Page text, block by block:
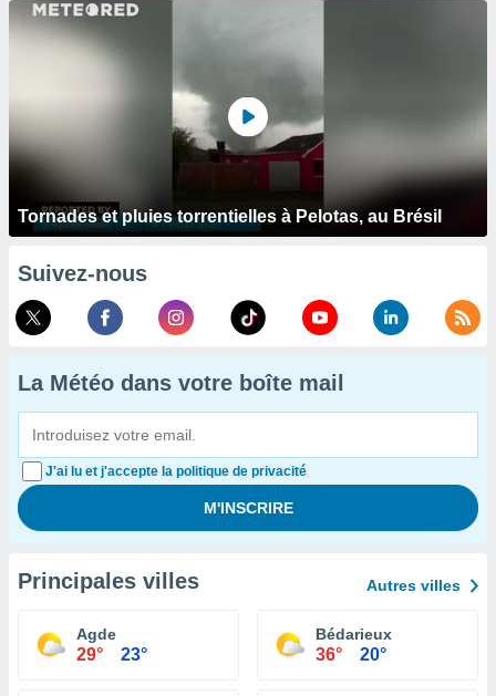
Tornades et pluies torrentielles à Pelotas, au Brésil
Suivez-nous
La Météo dans votre boîte mail
J'ai lu et j'accepte la politique de privacité
Principales villes Autres villes
Agde
29° 23°
Bédarieux
36° 20°